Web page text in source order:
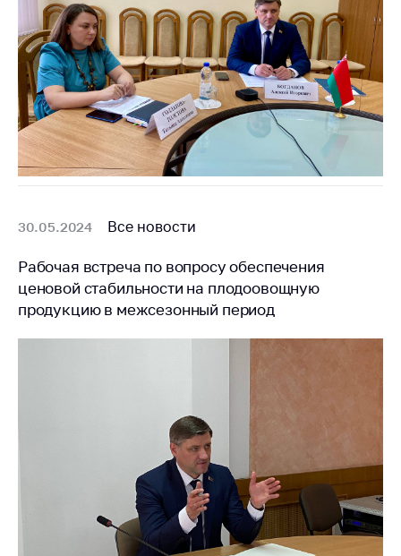
деятельности
Международное
сотрудничество
Применение мер
нетарифного
регулирования
Биржевая торговля
Республике
Защита
персональных
данных
граждан и юр. лиц
Прямaя телефоннaя
Горячая линия
30.05.2024 Все новости
Рабочая встреча по вопросу обеспечения
ценовой стабильности на плодоовощную
продукцию в межсезонный период